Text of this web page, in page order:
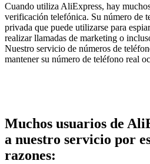
Cuando utiliza AliExpress, hay
verificación telefónica. Su número de
privada que puede utilizarse para
realizar llamadas de marketing o
Nuestro servicio de números de
mantener su número de teléfono real
Muchos usuarios de
a nuestro servicio por
razones: